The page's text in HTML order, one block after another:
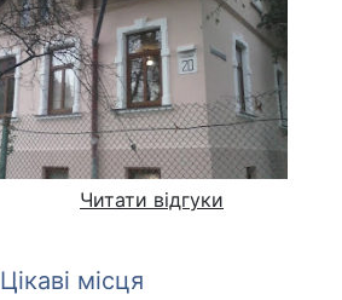
Читати відгуки
Цікаві місця